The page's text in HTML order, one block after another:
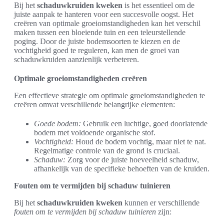
Bij het schaduwkruiden kweken is het essentieel om de
juiste aanpak te hanteren voor een succesvolle oogst. Het
creëren van optimale groeiomstandigheden kan het verschil
maken tussen een bloeiende tuin en een teleurstellende
poging. Door de juiste bodemsoorten te kiezen en de
vochtigheid goed te reguleren, kan men de groei van
schaduwkruiden aanzienlijk verbeteren.
Optimale groeiomstandigheden creëren
Een effectieve strategie om optimale groeiomstandigheden te
creëren omvat verschillende belangrijke elementen:
Goede bodem: Gebruik een luchtige, goed doorlatende
bodem met voldoende organische stof.
Vochtigheid: Houd de bodem vochtig, maar niet te nat.
Regelmatige controle van de grond is cruciaal.
Schaduw: Zorg voor de juiste hoeveelheid schaduw,
afhankelijk van de specifieke behoeften van de kruiden.
Fouten om te vermijden bij schaduw tuinieren
Bij het schaduwkruiden kweken kunnen er verschillende
fouten om te vermijden bij schaduw tuinieren zijn: